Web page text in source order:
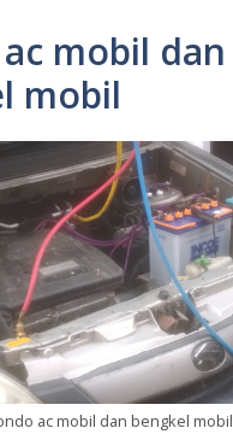
mobil dan
mobil
ac mobil dan bengkel mobil